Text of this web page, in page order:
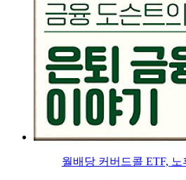
월배당 커버드콜 ETF,